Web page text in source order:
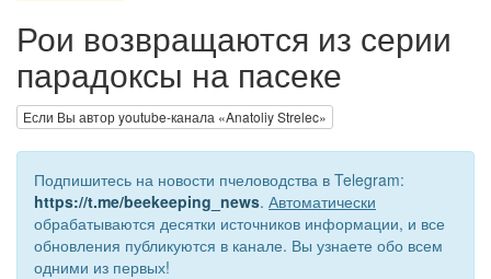
Рои возвращаются из серии
парадоксы на пасеке
Если Вы автор youtube-канала «Anatoliy Strelec»
Подпишитесь на новости пчеловодства в Telegram:
https://t.me/beekeeping_news. Автоматически
обрабатываются десятки источников информации, и все
обновления публикуются в канале. Вы узнаете обо всем
одними из первых!